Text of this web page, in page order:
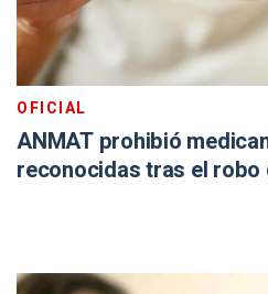
OFICIAL
ANMAT prohibió
reconocidas tras el